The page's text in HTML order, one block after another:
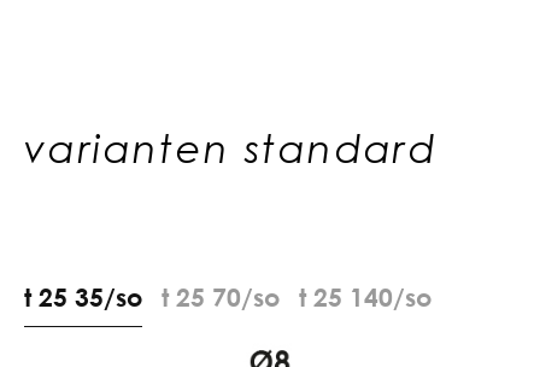
varianten standard
t 25 35/so t 25 70/so t 25 140/so